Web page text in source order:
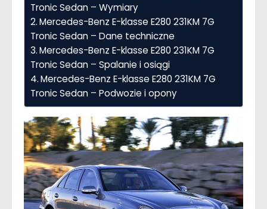
Tronic Sedan – Wymiary
Mercedes-Benz E-klasse E280 231KM 7G
Tronic Sedan – Dane techniczne
Mercedes-Benz E-klasse E280 231KM 7G
Tronic Sedan – Spalanie i osiągi
Mercedes-Benz E-klasse E280 231KM 7G
Tronic Sedan – Podwozie i opony